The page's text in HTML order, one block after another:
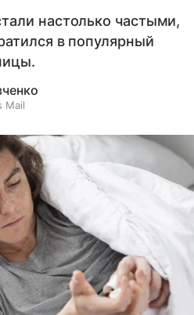
настолько частыми,
в популярный
Mail